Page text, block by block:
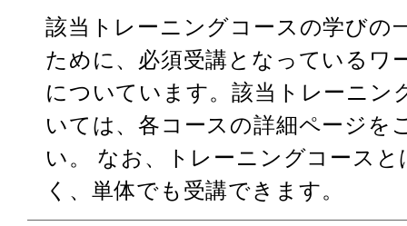
該当トレーニングコースの学びの
ために、必須受講となっているワ
についています。該当トレーニン
いては、各コースの詳細ページを
い。 なお、トレーニングコースと
く、単体でも受講できます。